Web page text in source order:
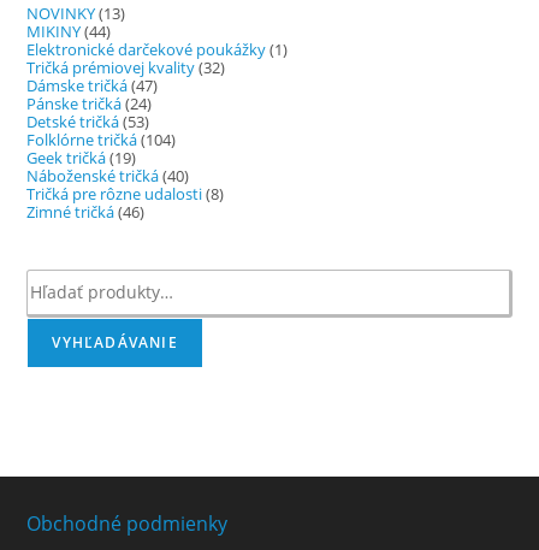
NOVINKY(13)
MIKINY(44)
Elektronické darčekové poukážky(1)
Tričká prémiovej kvality(32)
Dámske tričká(47)
Pánske tričká(24)
Detské tričká(53)
Folklórne tričká(104)
Geek tričká(19)
Náboženské tričká(40)
Tričká pre rôzne udalosti(8)
Zimné tričká(46)
Hľadať:
VYHĽADÁVANIE
Obchodné podmienky